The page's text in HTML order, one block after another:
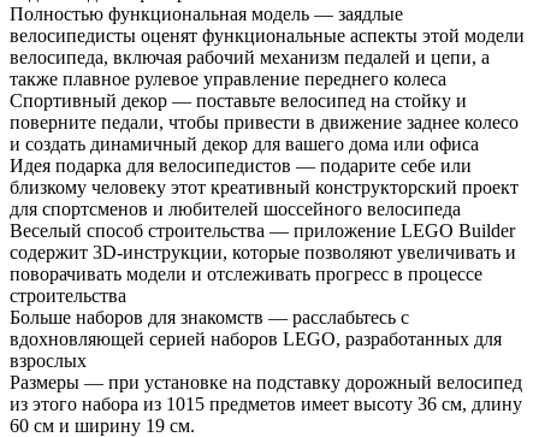
Полностью функциональная модель — заядлые
велосипедисты оценят функциональные аспекты этой модели
велосипеда, включая рабочий механизм педалей и цепи, а
также плавное рулевое управление переднего колеса
Спортивный декор — поставьте велосипед на стойку и
поверните педали, чтобы привести в движение заднее колесо
и создать динамичный декор для вашего дома или офиса
Идея подарка для велосипедистов — подарите себе или
близкому человеку этот креативный конструкторский проект
для спортсменов и любителей шоссейного велосипеда
Веселый способ строительства — приложение LEGO Builder
содержит 3D-инструкции, которые позволяют увеличивать и
поворачивать модели и отслеживать прогресс в процессе
строительства
Больше наборов для знакомств — расслабьтесь с
вдохновляющей серией наборов LEGO, разработанных для
взрослых
Размеры — при установке на подставку дорожный велосипед
из этого набора из 1015 предметов имеет высоту 36 см, длину
60 см и ширину 19 см.